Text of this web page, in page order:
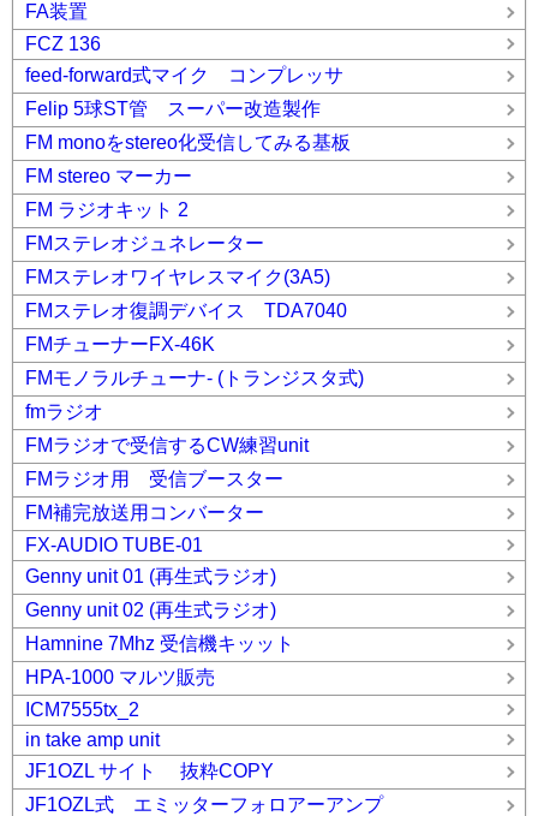
FA装置
FCZ 136
feed-forward式マイク コンプレッサ
Felip 5球ST管 スーパー改造製作
FM monoをstereo化受信してみる基板
FM stereo マーカー
FM ラジオキット 2
FMステレオジュネレーター
FMステレオワイヤレスマイク(3A5)
FMステレオ復調デバイス TDA7040
FMチューナーFX-46K
FMモノラルチューナ- (トランジスタ式)
fmラジオ
FMラジオで受信するCW練習unit
FMラジオ用 受信ブースター
FM補完放送用コンバーター
FX-AUDIO TUBE-01
Genny unit 01 (再生式ラジオ)
Genny unit 02 (再生式ラジオ)
Hamnine 7Mhz 受信機キッット
HPA-1000 マルツ販売
ICM7555tx_2
in take amp unit
JF1OZL サイト 抜粋COPY
JF1OZL式 エミッターフォロアーアンプ